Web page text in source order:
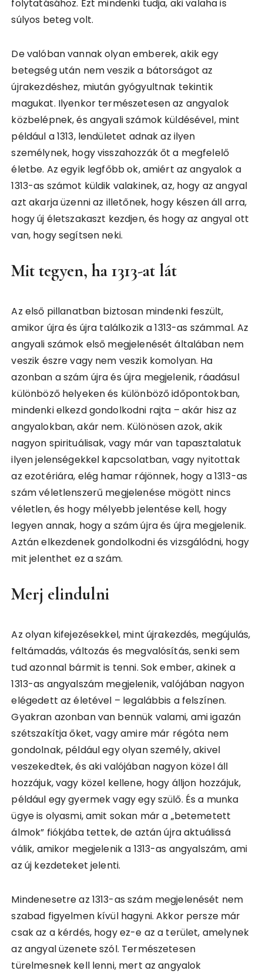
folytatásához. Ezt mindenki tudja, aki valaha is
súlyos beteg volt.
De valóban vannak olyan emberek, akik egy
betegség után nem veszik a bátorságot az
újrakezdéshez, miután gyógyultnak tekintik
magukat. Ilyenkor természetesen az angyalok
közbelépnek, és angyali számok küldésével, mint
például a 1313, lendületet adnak az ilyen
személynek, hogy visszahozzák őt a megfelelő
életbe. Az egyik legfőbb ok, amiért az angyalok a
1313-as számot küldik valakinek, az, hogy az angyal
azt akarja üzenni az illetőnek, hogy készen áll arra,
hogy új életszakaszt kezdjen, és hogy az angyal ott
van, hogy segítsen neki.
Mit tegyen, ha 1313-at lát
Az első pillanatban biztosan mindenki feszült,
amikor újra és újra találkozik a 1313-as számmal. Az
angyali számok első megjelenését általában nem
veszik észre vagy nem veszik komolyan. Ha
azonban a szám újra és újra megjelenik, ráadásul
különböző helyeken és különböző időpontokban,
mindenki elkezd gondolkodni rajta – akár hisz az
angyalokban, akár nem. Különösen azok, akik
nagyon spirituálisak, vagy már van tapasztalatuk
ilyen jelenségekkel kapcsolatban, vagy nyitottak
az ezotériára, elég hamar rájönnek, hogy a 1313-as
szám véletlenszerű megjelenése mögött nincs
véletlen, és hogy mélyebb jelentése kell, hogy
legyen annak, hogy a szám újra és újra megjelenik.
Aztán elkezdenek gondolkodni és vizsgálódni, hogy
mit jelenthet ez a szám.
Merj elindulni
Az olyan kifejezésekkel, mint újrakezdés, megújulás,
feltámadás, változás és megvalósítás, senki sem
tud azonnal bármit is tenni. Sok ember, akinek a
1313-as angyalszám megjelenik, valójában nagyon
elégedett az életével – legalábbis a felszínen.
Gyakran azonban van bennük valami, ami igazán
szétszakítja őket, vagy amire már régóta nem
gondolnak, például egy olyan személy, akivel
veszekedtek, és aki valójában nagyon közel áll
hozzájuk, vagy közel kellene, hogy álljon hozzájuk,
például egy gyermek vagy egy szülő. És a munka
ügye is olyasmi, amit sokan már a „betemetett
álmok” fiókjába tettek, de aztán újra aktuálissá
válik, amikor megjelenik a 1313-as angyalszám, ami
az új kezdeteket jelenti.
Mindenesetre az 1313-as szám megjelenését nem
szabad figyelmen kívül hagyni. Akkor persze már
csak az a kérdés, hogy ez-e az a terület, amelynek
az angyal üzenete szól. Természetesen
türelmesnek kell lenni, mert az angyalok